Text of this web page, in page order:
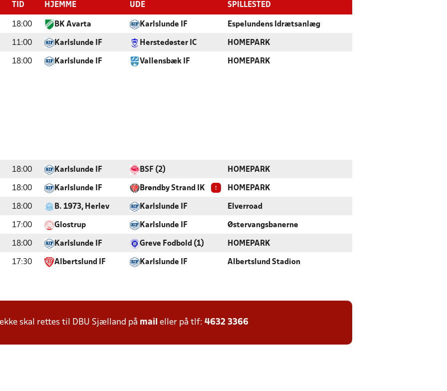
TID HJEMME UDE SPILLESTED
18:00 BK Avarta Karlslunde IF Espelundens Idrætsanlæg
11:00 Karlslunde IF Herstedøster IC HOMEPARK
18:00 Karlslunde IF Vallensbæk IF HOMEPARK
18:00 Karlslunde IF BSF (2) HOMEPARK
18:00 Karlslunde IF Brøndby Strand IK ! HOMEPARK
18:00 B. 1973, Herlev Karlslunde IF Elverroad
17:00 Glostrup Karlslunde IF Østervangsbanerne
18:00 Karlslunde IF Greve Fodbold (1) HOMEPARK
17:30 Albertslund IF Karlslunde IF Albertslund Stadion
skal rettes til DBU Sjælland på mail eller på tlf: 4632 3366